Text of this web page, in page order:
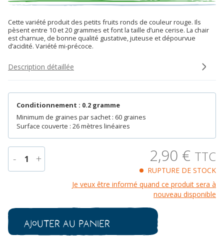
Cette variété produit des petits fruits ronds de couleur rouge. Ils
pèsent entre 10 et 20 grammes et font la taille d’une cerise. La chair
est charnue, de bonne qualité gustative, juteuse et dépourvue
d’acidité. Variété mi-précoce.
Description détaillée
Conditionnement : 0.2 gramme
Minimum de graines par sachet : 60 graines
Surface couverte : 26 mètres linéaires
- 1 +
bio
2,90 € TTC
RUPTURE DE STOCK
Je veux être informé quand ce produit sera à
nouveau disponible
Ajouter au panier